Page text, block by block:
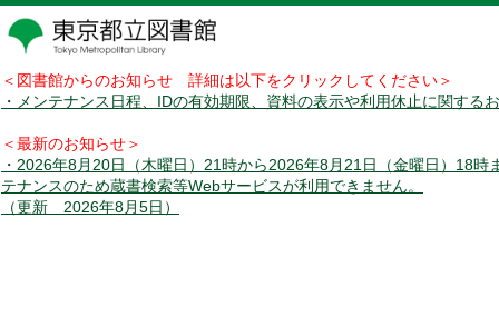
＜図書館からのお知らせ 詳細は以下をクリックしてください＞
・メンテナンス日程、IDの有効期限、資料の表示や利用休止に関する
＜最新のお知らせ＞
・2026年8月20日（木曜日）21時から2026年8月21日（金曜日）18時
テナンスのため蔵書検索等Webサービスが利用できません。
（更新 2026年8月5日）